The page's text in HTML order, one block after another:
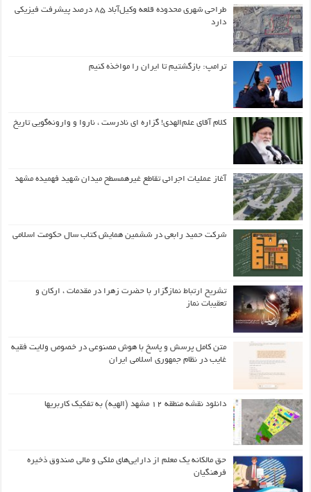
طراحی شهری محدوده قلعه وکیل‌آباد ۸۵ درصد پیشرفت فیزیکی
دارد
ترامپ: بازگشتیم تا ایران را مواخذه کنیم
کلام آقای علم‌الهدی! گزاره ای نادرست ، ناروا و وارونه‌گویی تاریخ
آغاز عملیات اجرائی تقاطع غیرهمسطح میدان شهید فهمیده مشهد
شرکت حمید رابعی در ششمین همایش کتاب سال حکومت اسلامی
تشریح ارتباط نمازگزار با حضرت زهرا در مقدمات ، ارکان و
تعقیبات نماز
متن کامل پرسش و پاسخ با هوش مصنوعی در خصوص ولایت فقیه
غایب در نظام جمهوری اسلامی ایران
دانلود نقشه منطقه ۱۲ مشهد (الهیه) به تفکیک کاربریها
حق مالکانه یک معلم از دارایی‌های ملکی و مالی صندوق ذخیره
فرهنگیان